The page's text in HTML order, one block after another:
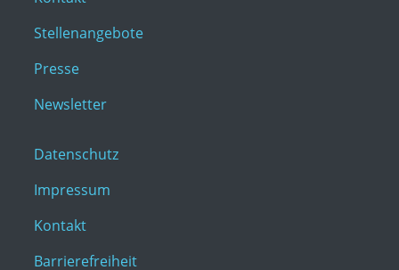
Stellenangebote
Presse
Newsletter
Datenschutz
Impressum
Kontakt
Barrierefreiheit